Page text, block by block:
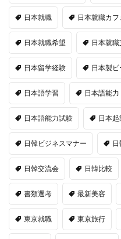
日本就職 日本就職カフ
日本就職希望 日本就職
日本留学経験 日本製
日本語学習 日本語能力
日本語能力試験 日本起
日韓ビジネスマナー
日韓交流会 日韓比較
書類選考 最新美容
東京就職 東京旅行